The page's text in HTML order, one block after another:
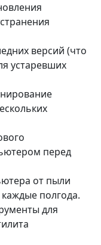
версий (что
устаревших
перед
от пыли
полгода.
для